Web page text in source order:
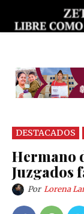
DESTACADOS
Hermano
Juzgados
Por Lorena